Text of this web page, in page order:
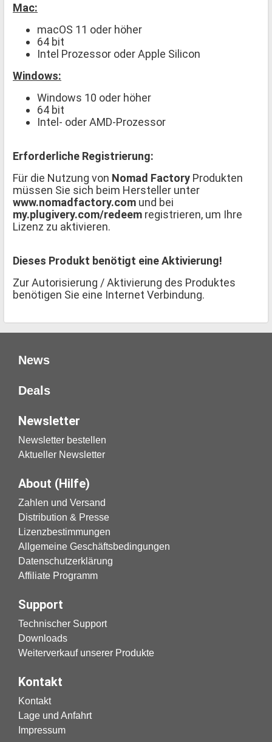
Mac:
macOS 11 oder höher
64 bit
Intel Prozessor oder Apple Silicon
Windows:
Windows 10 oder höher
64 bit
Intel- oder AMD-Prozessor
Erforderliche Registrierung:
Für die Nutzung von Nomad Factory Produkten
müssen Sie sich beim Hersteller unter
www.nomadfactory.com und bei
my.plugivery.com/redeem registrieren, um Ihre
Lizenz zu aktivieren.
Dieses Produkt benötigt eine Aktivierung!
Zur Autorisierung / Aktivierung des Produktes
benötigen Sie eine Internet Verbindung.
News
Deals
Newsletter
Newsletter bestellen
Aktueller Newsletter
About (Hilfe)
Zahlen und Versand
Distribution & Presse
Lizenzbestimmungen
Allgemeine Geschäftsbedingungen
Datenschutzerklärung
Affiliate Programm
Support
Technischer Support
Downloads
Weiterverkauf unserer Produkte
Kontakt
Kontakt
Lage und Anfahrt
Impressum